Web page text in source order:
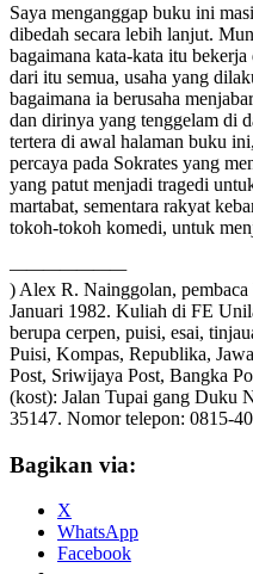
Saya menganggap buku ini
dibedah secara lebih lanjut.
bagaimana kata-kata itu
dari itu semua, usaha yang
bagaimana ia berusaha
dan dirinya yang tenggelam di
tertera di awal halaman buku
percaya pada Sokrates yang
yang patut menjadi tragedi
martabat, sementara rakyat
tokoh-tokoh komedi, untuk
———————
) Alex R. Nainggolan,
Januari 1982. Kuliah di FE
berupa cerpen, puisi, esai,
Puisi, Kompas, Republika,
Post, Sriwijaya Post, Bangka
(kost): Jalan Tupai gang Duku
35147. Nomor telepon: 0815-
Bagikan via:
X
WhatsApp
Facebook